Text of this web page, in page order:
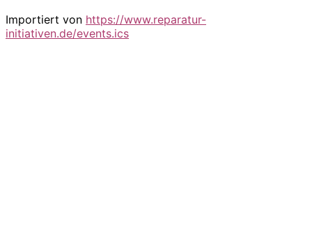
Importiert von https://www.reparatur-
initiativen.de/events.ics